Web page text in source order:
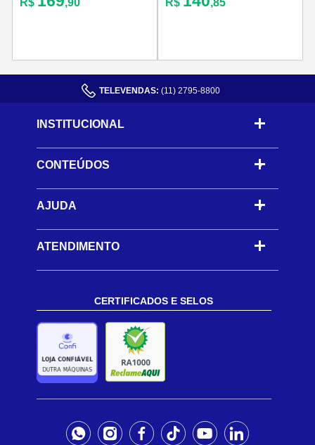
TELEVENDAS: (11) 2795-8800
INSTITUCIONAL
CONTEÚDOS -
AJUDA -
ATENDIMENTO
CERTIFICADOS E SELOS